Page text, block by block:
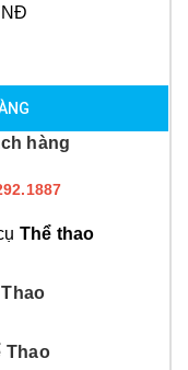
hàng
Thể thao
Thao